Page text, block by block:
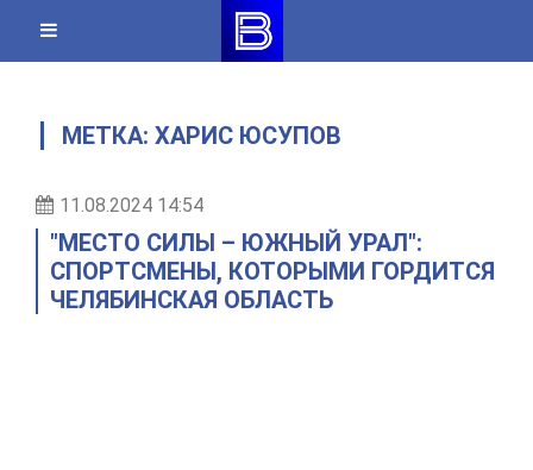
content
МЕТКА:ХАРИС ЮСУПОВ
11.08.2024 14:54
"МЕСТО СИЛЫ – ЮЖНЫЙ УРАЛ":
СПОРТСМЕНЫ, КОТОРЫМИ ГОРДИТСЯ
ЧЕЛЯБИНСКАЯ ОБЛАСТЬ